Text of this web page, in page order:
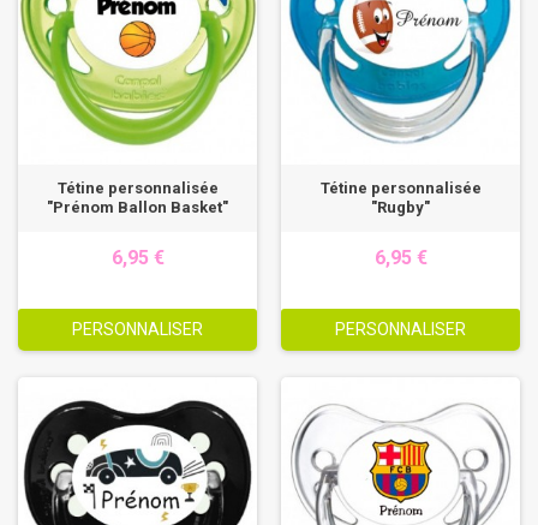
Tétine personnalisée
"Prénom Ballon Basket"
6,95 €
PERSONNALISER
Tétine personnalisée
"Rugby"
6,95 €
PERSONNALISER